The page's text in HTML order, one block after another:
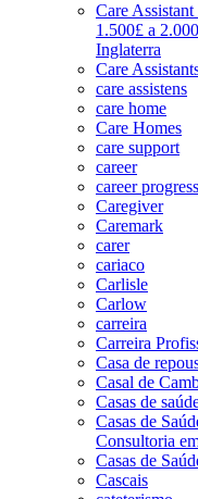
Care
1.500£ a
Inglaterra
Care
care assistens
care home
Care Homes
care support
career
career
Caregiver
Caremark
carer
cariaco
Carlisle
Carlow
carreira
Carreira
Casa de
Casal de
Casas de
Casas de
Consultoria
Casas de
Cascais